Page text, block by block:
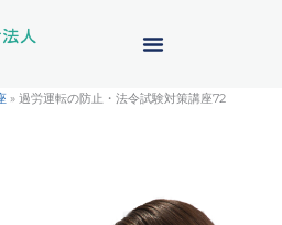
»過労運転の防止・法令試験対策講座72